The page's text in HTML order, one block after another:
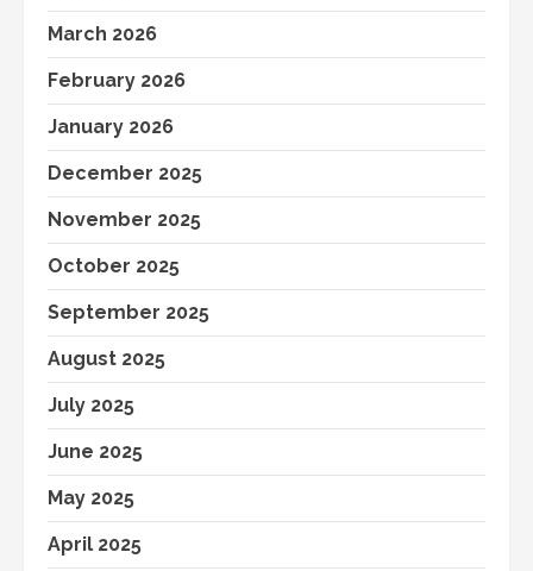
March 2026
February 2026
January 2026
December 2025
November 2025
October 2025
September 2025
August 2025
July 2025
June 2025
May 2025
April 2025